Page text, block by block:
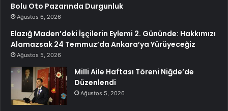
Bolu Oto Pazarında Durgunluk
Ağustos 6, 2026
Elazığ Maden’deki İşçilerin Eylemi 2. Gününde: Hakkımızı
Alamazsak 24 Temmuz’da Ankara’ya Yürüyeceğiz
Ağustos 5, 2026
Milli Aile Haftası Töreni Niğde’de
Düzenlendi
Ağustos 5, 2026